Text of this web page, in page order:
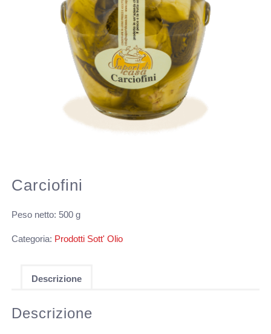
Carciofini
Peso netto: 500 g
Categoria: Prodotti Sott' Olio
Descrizione
Descrizione